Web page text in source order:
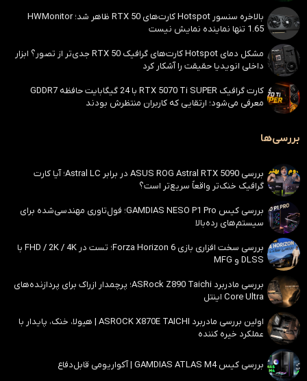
بالاخره سنسور Hotspot کارت‌های RTX 50 ظاهر شد؛ HWMonitor
1.65 تنها نماینده نمایش نیست
مشکل دمای Hotspot کارت‌های گرافیک RTX 50 جدی‌تر از تصور؟ ابزار
داخلی انویدیا حقیقت را آشکار کرد
کارت گرافیک RTX 5070 Ti SUPER با 24 گیگابایت حافظه GDDR7
معرفی می‌شود؛ ارتقایی که کاربران منتظرش بودند
بررسی‌ها
بررسی ASUS ROG Astral RTX 5090 در برابر Astral LC؛ آیا کارت
گرافیک خنک‌تر واقعاً سریع‌تر است؟
بررسی کیس GAMDIAS NESO P1 Pro؛ فول‌تاوری مهندسی‌شده برای
سیستم‌های رده‌بالا
بررسی سخت افزاری بازی Forza Horizon 6؛ تست در FHD / 2K / 4K با
DLSS و MFG
بررسی مادربرد ASRock Z890 Taichi؛ پرچمدار ازراک برای پردازنده‌های
Core Ultra اینتل
اولین بررسی مادربرد ASROCK X870E TAICHI | هیولا، خنک، پایدار با
عملکرد خیره کننده
بررسی کیس GAMDIAS ATLAS M4 | آکواریومی قابل‌دفاع